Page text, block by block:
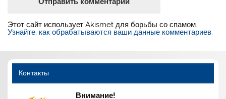
Этот сайт использует Akismet для борьбы со спамом.
Узнайте, как обрабатываются ваши данные комментариев.
Контакты
Внимание!